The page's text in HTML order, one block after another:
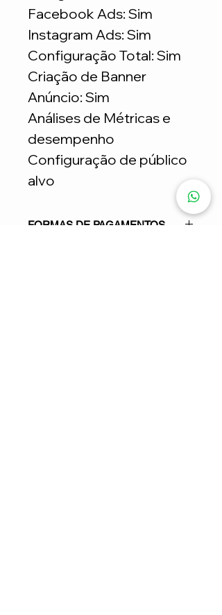
Facebook Ads: Sim
Instagram Ads: Sim
Configuração Total: Sim
Criação de Banner
Anúncio: Sim
Análises de Métricas e
desempenho
Configuração de público
alvo
FORMAS DE PAGAMENTOS